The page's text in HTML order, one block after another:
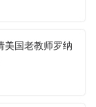
美国老教师罗纳